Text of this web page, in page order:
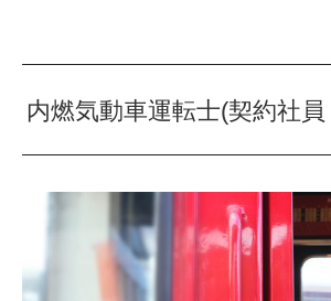
内燃気動車運転士(契約社